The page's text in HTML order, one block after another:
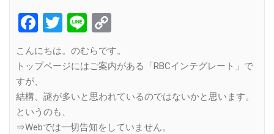
Facebook
Twitter
Line
Link
こんにちは。のむらです。
トップページにはご案内がある「RBCインテグレート」で
すが、
結構、謎が多いと思われているのではないかと思います。
というのも、
⇒Webでは一切告知をしていません。